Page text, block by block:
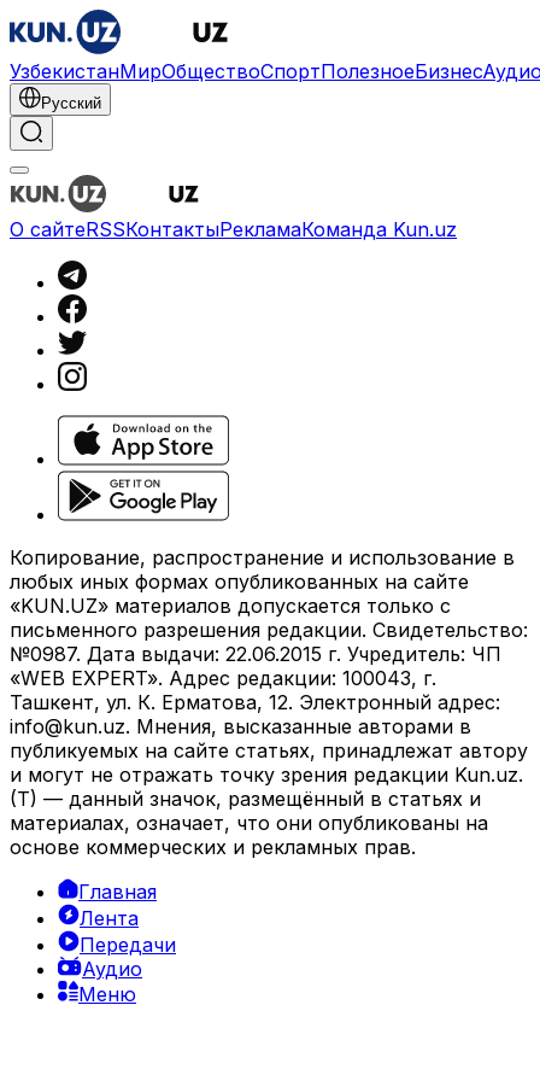
УзбекистанМирОбществоСпортПолезноеБизнес
Русский
О сайтеRSSКонтактыРекламаКоманда Kun.uz
Копирование, распространение и использование в
любых иных формах опубликованных на сайте
«KUN.UZ» материалов допускается только с
письменного разрешения редакции. Свидетельство:
№0987. Дата выдачи: 22.06.2015 г. Учредитель: ЧП
«WEB EXPERT». Адрес редакции: 100043, г.
Ташкент, ул. К. Ерматова, 12. Электронный адрес:
info@kun.uz. Мнения, высказанные авторами в
публикуемых на сайте статьях, принадлежат автору
и могут не отражать точку зрения редакции Kun.uz.
(T) — данный значок, размещённый в статьях и
материалах, означает, что они опубликованы на
основе коммерческих и рекламных прав.
Главная
Лента
Передачи
Аудио
Меню